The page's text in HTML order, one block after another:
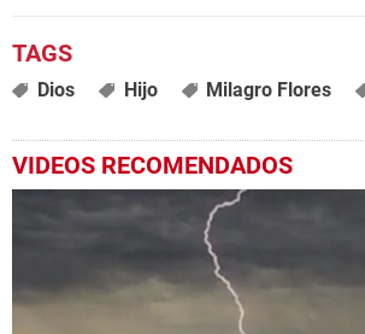
Dios Hijo Milagro Flores
VIDEOS RECOMENDADOS